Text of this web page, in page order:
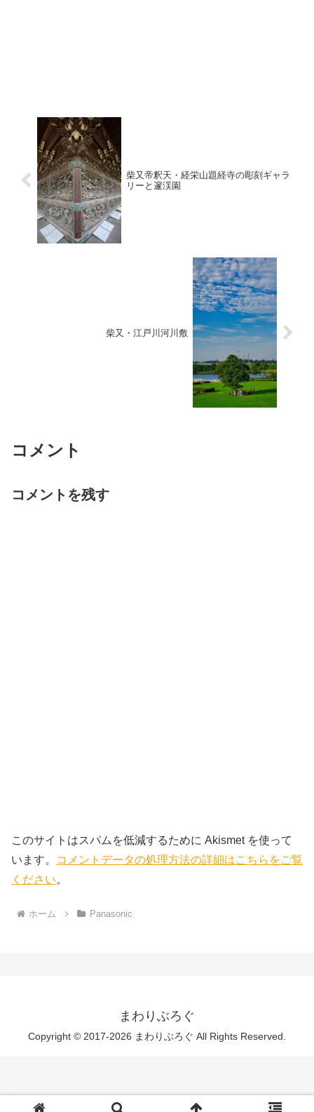
柴又帝釈天・経栄山題経寺の彫刻ギャラ
リーと邃渓園
柴又・江戸川河川敷
コメント
コメントを残す
このサイトはスパムを低減するために Akismet を使って
います。
コメントデータの処理方法の詳細はこちらをご覧
ください。
ホーム Panasonic
まわりぶろぐ
Copyright © 2017-2026 まわりぶろぐ All Rights Reserved.